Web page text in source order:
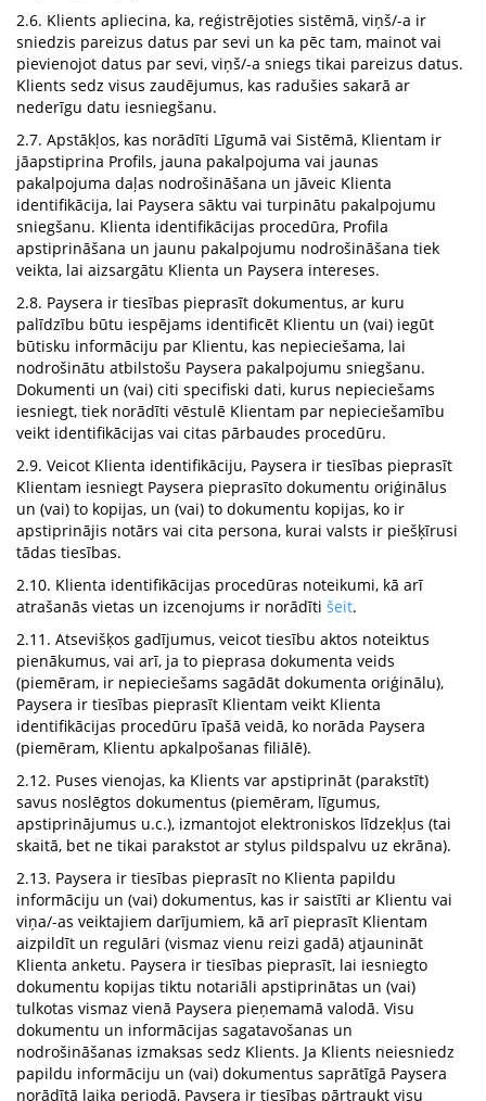
2.6. Klients apliecina, ka, reģistrējoties sistēmā, viņš/-a ir
sniedzis pareizus datus par sevi un ka pēc tam, mainot vai
pievienojot datus par sevi, viņš/-a sniegs tikai pareizus datus.
Klients sedz visus zaudējumus, kas radušies sakarā ar
nederīgu datu iesniegšanu.
2.7. Apstākļos, kas norādīti Līgumā vai Sistēmā, Klientam ir
jāapstiprina Profils, jauna pakalpojuma vai jaunas
pakalpojuma daļas nodrošināšana un jāveic Klienta
identifikācija, lai Paysera sāktu vai turpinātu pakalpojumu
sniegšanu. Klienta identifikācijas procedūra, Profila
apstiprināšana un jaunu pakalpojumu nodrošināšana tiek
veikta, lai aizsargātu Klienta un Paysera intereses.
2.8. Paysera ir tiesības pieprasīt dokumentus, ar kuru
palīdzību būtu iespējams identificēt Klientu un (vai) iegūt
būtisku informāciju par Klientu, kas nepieciešama, lai
nodrošinātu atbilstošu Paysera pakalpojumu sniegšanu.
Dokumenti un (vai) citi specifiski dati, kurus nepieciešams
iesniegt, tiek norādīti vēstulē Klientam par nepieciešamību
veikt identifikācijas vai citas pārbaudes procedūru.
2.9. Veicot Klienta identifikāciju, Paysera ir tiesības pieprasīt
Klientam iesniegt Paysera pieprasīto dokumentu oriģinālus
un (vai) to kopijas, un (vai) to dokumentu kopijas, ko ir
apstiprinājis notārs vai cita persona, kurai valsts ir piešķīrusi
tādas tiesības.
2.10. Klienta identifikācijas procedūras noteikumi, kā arī
atrašanās vietas un izcenojums ir norādīti šeit.
2.11. Atsevišķos gadījumus, veicot tiesību aktos noteiktus
pienākumus, vai arī, ja to pieprasa dokumenta veids
(piemēram, ir nepieciešams sagādāt dokumenta oriģinālu),
Paysera ir tiesības pieprasīt Klientam veikt Klienta
identifikācijas procedūru īpašā veidā, ko norāda Paysera
(piemēram, Klientu apkalpošanas filiālē).
2.12. Puses vienojas, ka Klients var apstiprināt (parakstīt)
savus noslēgtos dokumentus (piemēram, līgumus,
apstiprinājumus u.c.), izmantojot elektroniskos līdzekļus (tai
skaitā, bet ne tikai parakstot ar stylus pildspalvu uz ekrāna).
2.13. Paysera ir tiesības pieprasīt no Klienta papildu
informāciju un (vai) dokumentus, kas ir saistīti ar Klientu vai
viņa/-as veiktajiem darījumiem, kā arī pieprasīt Klientam
aizpildīt un regulāri (vismaz vienu reizi gadā) atjaunināt
Klienta anketu. Paysera ir tiesības pieprasīt, lai iesniegto
dokumentu kopijas tiktu notariāli apstiprinātas un (vai)
tulkotas vismaz vienā Paysera pieņemamā valodā. Visu
dokumentu un informācijas sagatavošanas un
nodrošināšanas izmaksas sedz Klients. Ja Klients neiesniedz
papildu informāciju un (vai) dokumentus saprātīgā Paysera
norādītā laika periodā, Paysera ir tiesības pārtraukt visu